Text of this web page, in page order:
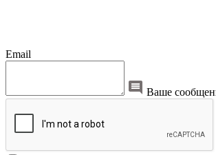
Email
Ваше